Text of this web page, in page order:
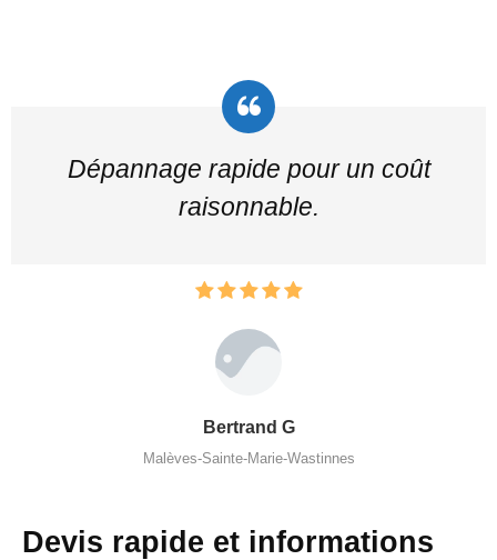
Dépannage rapide pour un coût
raisonnable.
Bertrand G
Malèves-Sainte-Marie-Wastinnes
Devis rapide et informations